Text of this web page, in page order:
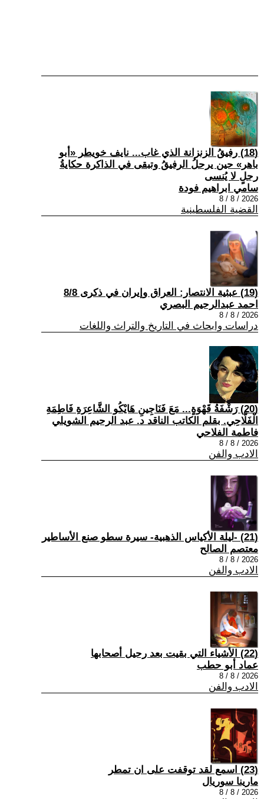
(18) رفيقُ الزنزانة الذي غاب... نايف خويطر «أبو
باهر» حين يرحلُ الرفيقُ وتبقى في الذاكرة حكايةُ
رجلٍ لا يُنسى
سامي ابراهيم فودة
2026 / 8 / 8
القضية الفلسطينية
(19) عبثية الانتصار: العراق وإيران في ذكرى 8/8
احمد عبدالرحيم البصري
2026 / 8 / 8
دراسات وابحاث في التاريخ والتراث واللغات
(20) رَشْفَةُ قَهْوَةٍ... مَعَ فَنَاجِينِ هَايْكُو الشَّاعِرَةِ فَاطِمَةِ
الْفَلَّاحِي. بقلم الكاتب الناقد د. عبد الرحيم الشويلي
فاطمة الفلاحي
2026 / 8 / 8
الادب والفن
(21) -ليلة الأكياس الذهبية- سيرة سطو صنع الأساطير
معتصم الصالح
2026 / 8 / 8
الادب والفن
(22) الأشياء التي بقيت بعد رحيل أصحابها
عماد أبو حطب
2026 / 8 / 8
الادب والفن
(23) اسمع لقد توقفت على ان تمطر
مارينا سوريال
2026 / 8 / 8